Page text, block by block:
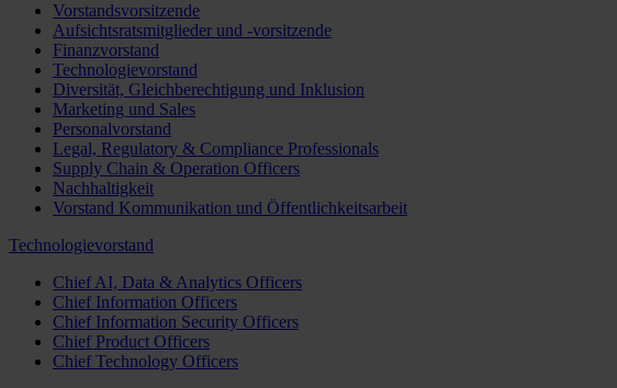
Vorstandsvorsitzende
Aufsichtsratsmitglieder und -vorsitzende
Finanzvorstand
Technologievorstand
Diversität, Gleichberechtigung und Inklusion
Marketing und Sales
Personalvorstand
Legal, Regulatory & Compliance Professionals
Supply Chain & Operation Officers
Nachhaltigkeit
Vorstand Kommunikation und Öffentlichkeitsarbeit
Technologievorstand
Chief AI, Data & Analytics Officers
Chief Information Officers
Chief Information Security Officers
Chief Product Officers
Chief Technology Officers